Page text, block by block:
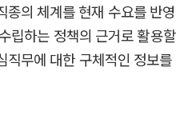
의 체계를 현재 수요를
하는 정책의 근거로 활용
무에 대한 구체적인 정보